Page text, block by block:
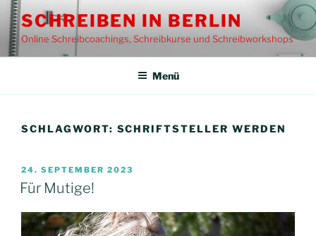
Zum
Inhalt
springen
SCHREIBEN IN BERLIN
Online Schreibcoachings, Schreibkurse und Schreibworkshops
Menü
SCHLAGWORT: SCHRIFTSTELLER WERDEN
VERÖFFENTLICHT
AM
24. SEPTEMBER 2023
Für Mutige!